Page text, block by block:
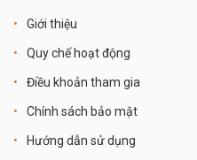
Giới thiệu
Quy chế hoạt động
Điều khoản tham gia
Chính sách bảo mật
Hướng dẫn sử dụng